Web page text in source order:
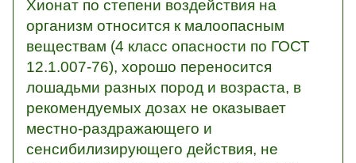
Хионат по степени воздействия на
организм относится к малоопасным
веществам (4 класс опасности по ГОСТ
12.1.007-76), хорошо переносится
лошадьми разных пород и возраста, в
рекомендуемых дозах не оказывает
местно-раздражающего и
сенсибилизирующего действия, не